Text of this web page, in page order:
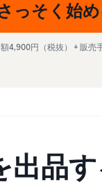
っそく始
額4,900円（税抜） + 販売
出品